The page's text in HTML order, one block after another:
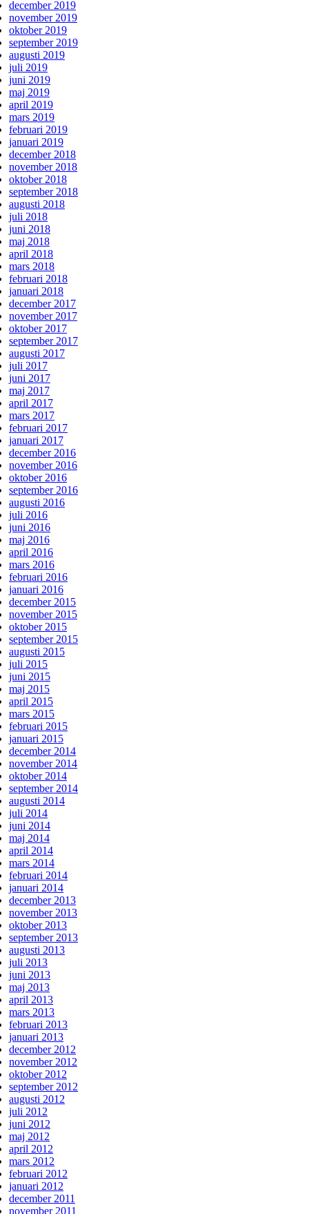
december 2019
november 2019
oktober 2019
september 2019
augusti 2019
juli 2019
juni 2019
maj 2019
april 2019
mars 2019
februari 2019
januari 2019
december 2018
november 2018
oktober 2018
september 2018
augusti 2018
juli 2018
juni 2018
maj 2018
april 2018
mars 2018
februari 2018
januari 2018
december 2017
november 2017
oktober 2017
september 2017
augusti 2017
juli 2017
juni 2017
maj 2017
april 2017
mars 2017
februari 2017
januari 2017
december 2016
november 2016
oktober 2016
september 2016
augusti 2016
juli 2016
juni 2016
maj 2016
april 2016
mars 2016
februari 2016
januari 2016
december 2015
november 2015
oktober 2015
september 2015
augusti 2015
juli 2015
juni 2015
maj 2015
april 2015
mars 2015
februari 2015
januari 2015
december 2014
november 2014
oktober 2014
september 2014
augusti 2014
juli 2014
juni 2014
maj 2014
april 2014
mars 2014
februari 2014
januari 2014
december 2013
november 2013
oktober 2013
september 2013
augusti 2013
juli 2013
juni 2013
maj 2013
april 2013
mars 2013
februari 2013
januari 2013
december 2012
november 2012
oktober 2012
september 2012
augusti 2012
juli 2012
juni 2012
maj 2012
april 2012
mars 2012
februari 2012
januari 2012
december 2011
november 2011